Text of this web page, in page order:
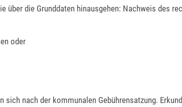
über die Grunddaten hinausgehen: Nachweis des
oder
sich nach der kommunalen Gebührensatzung.